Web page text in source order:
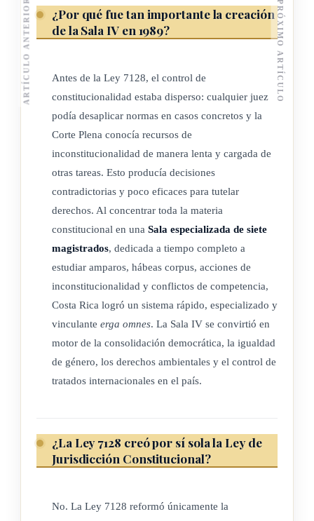
¿Por qué fue tan importante la creación
de la Sala IV en 1989?
Antes de la Ley 7128, el control de
constitucionalidad estaba disperso: cualquier juez
podía desaplicar normas en casos concretos y la
Corte Plena conocía recursos de
inconstitucionalidad de manera lenta y cargada de
otras tareas. Esto producía decisiones
contradictorias y poco eficaces para tutelar
derechos. Al concentrar toda la materia
constitucional en una Sala especializada de siete
magistrados, dedicada a tiempo completo a
estudiar amparos, hábeas corpus, acciones de
inconstitucionalidad y conflictos de competencia,
Costa Rica logró un sistema rápido, especializado y
vinculante erga omnes. La Sala IV se convirtió en
motor de la consolidación democrática, la igualdad
de género, los derechos ambientales y el control de
tratados internacionales en el país.
¿La Ley 7128 creó por sí sola la Ley de
Jurisdicción Constitucional?
No. La Ley 7128 reformó únicamente la
ARTÍCULO ANTERIOR PRÓXIMO ARTÍCULO